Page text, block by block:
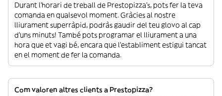
Durant l’horari de treball de Prestopizza’s, pots fer la teva
comanda en qualsevol moment. Gràcies al nostre
lliurament superràpid, podràs gaudir del teu glovo al cap
d’uns minuts! També pots programar el lliurament a una
hora que et vagi bé, encara que l’establiment estigui tancat
en el moment de fer la comanda.
Com valoren altres clients a Prestopizza?